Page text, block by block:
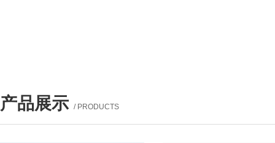
产品展示 / PRODUCTS